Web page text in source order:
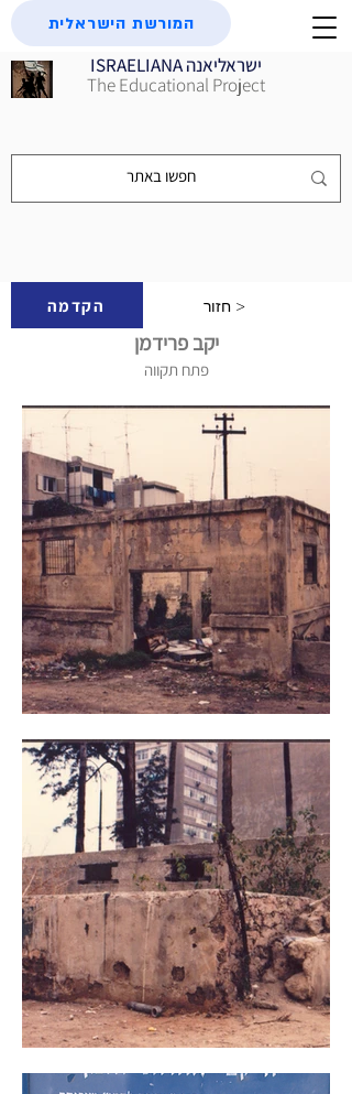
ISRAELIANA ישראליאנה
The Educational Project
המורשת הישראלית
הקדמה חזור >
יקב פרידמן
פתח תקווה